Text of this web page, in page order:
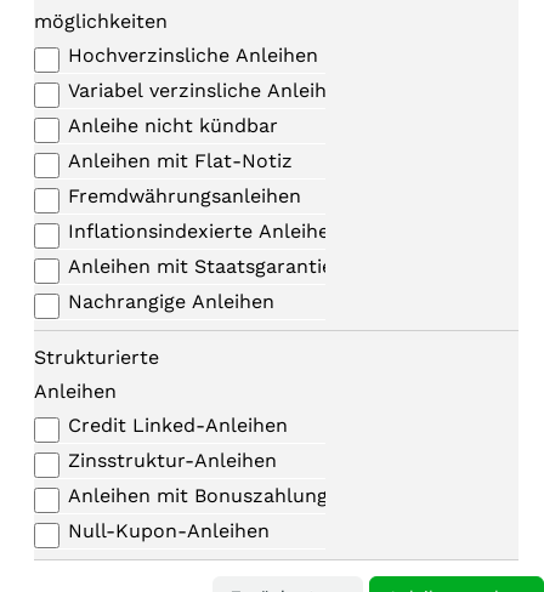
möglichkeiten
Hochverzinsliche Anleihen
Variabel verzinsliche Anleihen
Anleihe nicht kündbar
Anleihen mit Flat-Notiz
Fremdwährungsanleihen
Inflationsindexierte Anleihen
Anleihen mit Staatsgarantie
Nachrangige Anleihen
Strukturierte
Anleihen
Credit Linked-Anleihen
Zinsstruktur-Anleihen
Anleihen mit Bonuszahlungen
Null-Kupon-Anleihen